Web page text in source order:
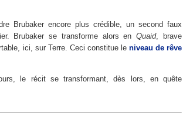
Brubaker encore plus crédible, un second faux
Brubaker se transforme alors enQuaid, brave
ici, sur Terre. Ceci constitue le niveau de rêve
le récit se transformant, dès lors, en quête